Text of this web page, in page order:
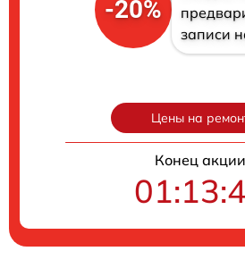
-20%
записи
Цены на
Конец акции